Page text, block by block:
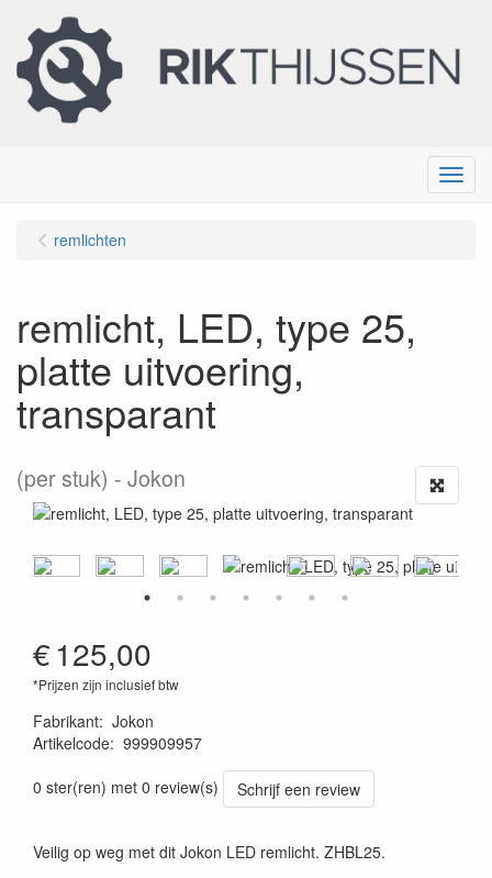
Menu
remlichten
remlicht, LED, type 25,
platte uitvoering,
transparant
(per stuk) Jokon
€125,00
*Prijzen zijn inclusief btw
Fabrikant: Jokon
Artikelcode: 999909957
0 ster(ren) met 0 review(s)
Schrijf een review
Veilig op weg met dit Jokon LED remlicht. ZHBL25.